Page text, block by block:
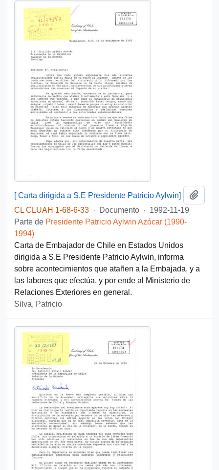
[ Carta dirigida a S.E Presidente Patricio Aylwin]
CL CLUAH 1-68-6-33 · Documento · 1992-11-19
Parte de Presidente Patricio Aylwin Azócar (1990-
1994)
Carta de Embajador de Chile en Estados Unidos
dirigida a S.E Presidente Patricio Aylwin, informa
sobre acontecimientos que atañen a la Embajada, y a
las labores que efectúa, y por ende al Ministerio de
Relaciones Exteriores en general.
Silva, Patricio